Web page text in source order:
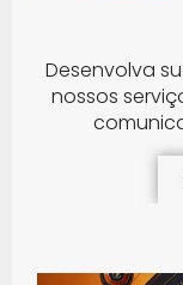
Desenvolva
nossos